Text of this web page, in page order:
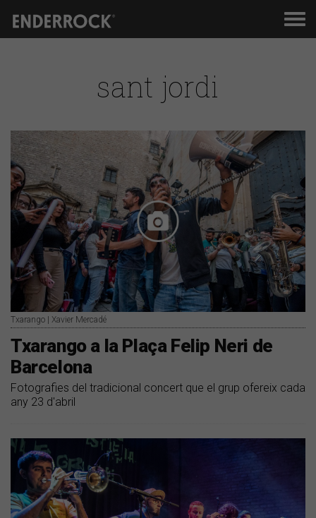
sant jordi
Txarango | Xavier Mercadé
Txarango a la Plaça Felip Neri de
Barcelona
Fotografies del tradicional concert que el grup ofereix cada
any 23 d'abril